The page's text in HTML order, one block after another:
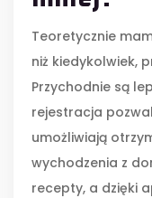
Teoretycznie
niż kiedykolwiek,
Przychodnie są
rejestracja
umożliwiają
wychodzenia z
recepty, a dzięki